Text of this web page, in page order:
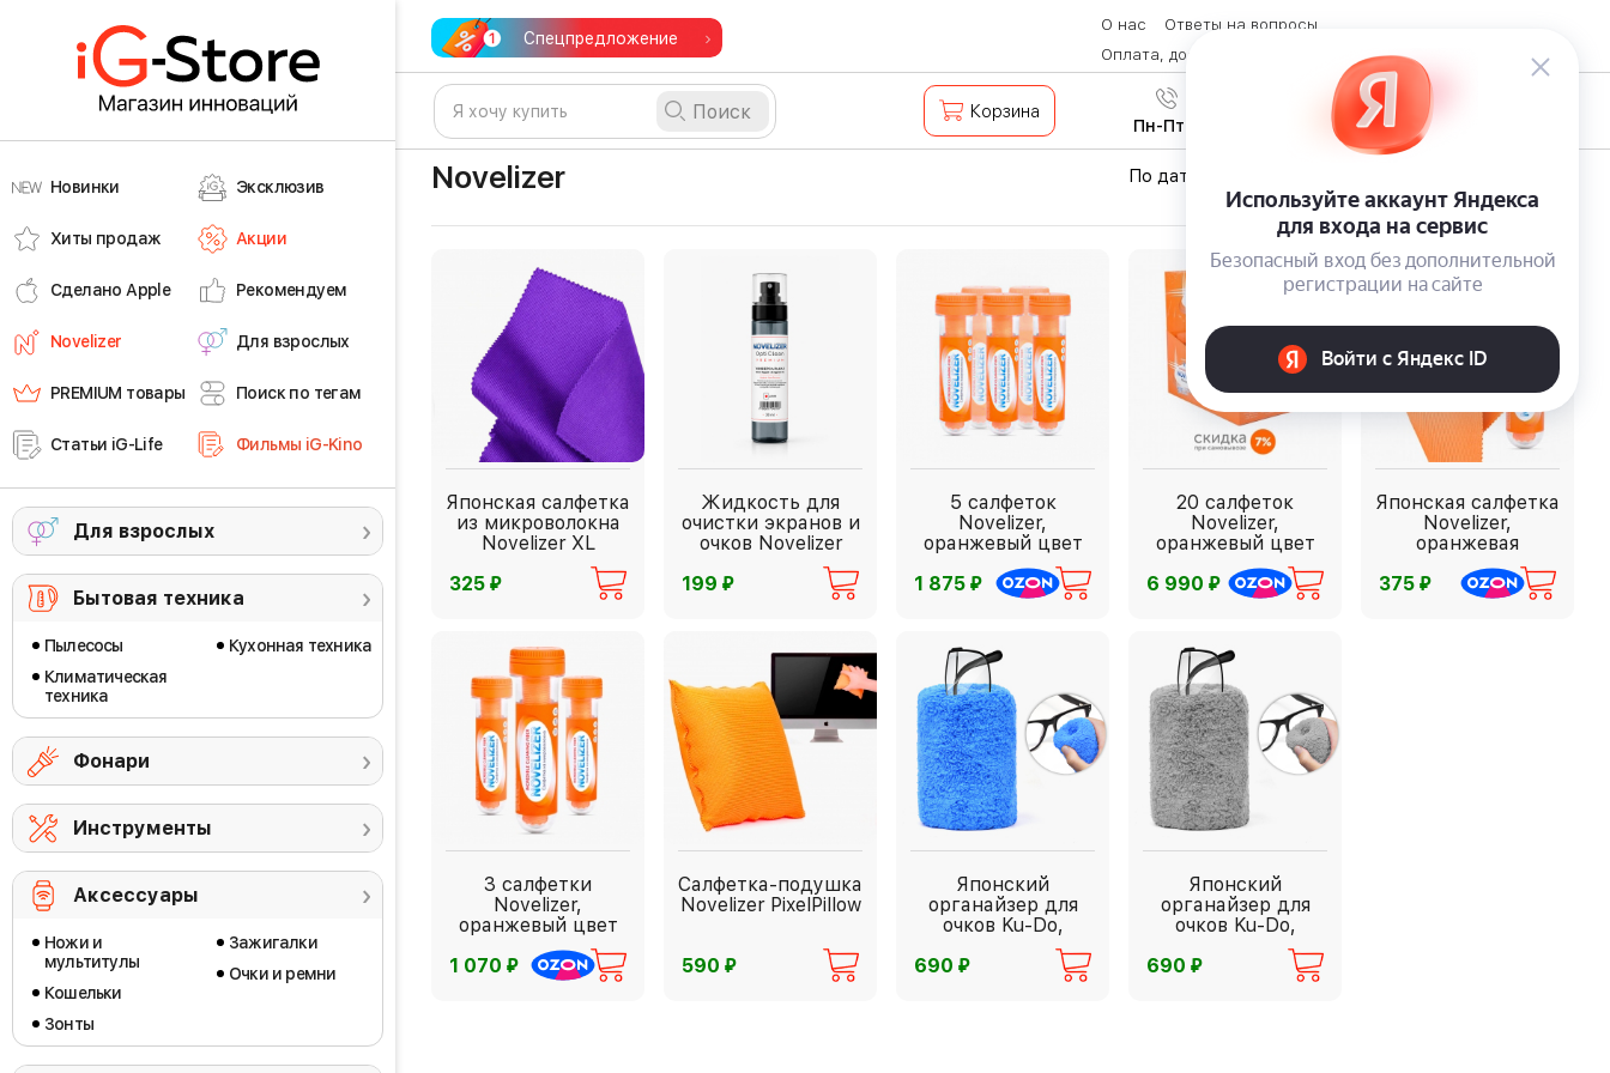
Новинки Эксклюзив
Хиты продаж Акции
Сделано Apple Рекомендуем
Novelizer Для взрослых
PREMIUM товары Поиск по тегам
Статьи iG-Life Фильмы iG-Kino
Для взрослых
Бытовая техника
Пылесосы
Климатическая
техника
Кухонная техника
Фонари
Инструменты
Аксессуары
Ножи и
мультитулы
Кошельки
Зонты
Зажигалки
Очки и ремни
Спецпредложение
О нас
Ответы на вопросы
Оплата, доставка и возврат товара
Контакты
Поиск Корзина 8 (800) 600-28-07
Пн-Пт с 9:00 до 19:00
Novelizer По дате
Японская салфетка
из микроволокна
Novelizer XL
325 ⃏
Жидкость для
очистки экранов и
очков Novelizer
OptiClean Premium
199 ⃏
5 салфеток
Novelizer,
оранжевый цвет
1 875 ⃏
20 салфеток
Novelizer,
оранжевый цвет
6 990 ⃏
Японская салфетка
Novelizer,
оранжевая
375 ⃏
3 салфетки
Novelizer,
оранжевый цвет
1 070 ⃏
Салфетка-подушка
Novelizer PixelPillow
590 ⃏
Японский
органайзер для
очков Ku-Do,
690 ⃏
Японский
органайзер для
очков Ku-Do,
690 ⃏